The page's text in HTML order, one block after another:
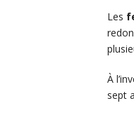
Les
À
sept